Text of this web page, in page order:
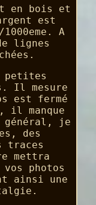
en bois et
est
A
lignes
petites
Il mesure
est fermé
il manque
général, je
des
traces
mettra
photos
ainsi une